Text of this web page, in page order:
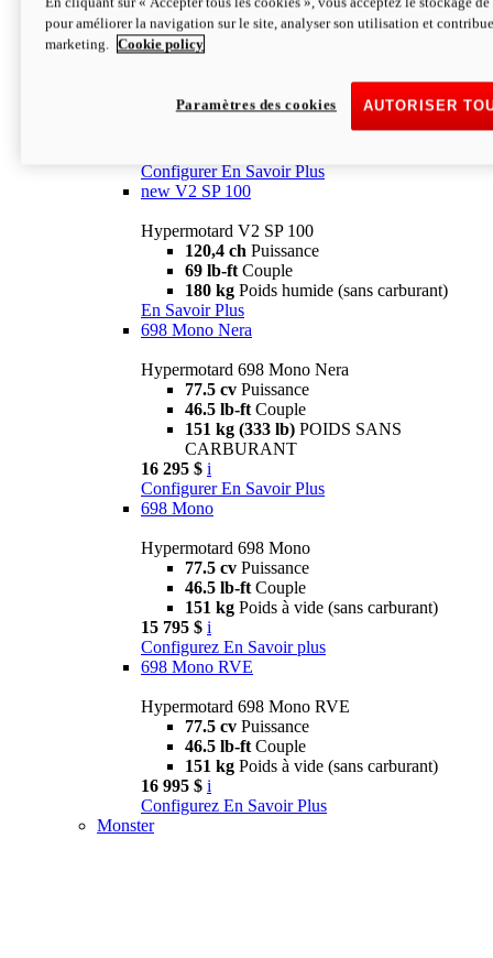
Configurer En Savoir Plus
newV2 SP
69 lb-ftCouple
Poids humide (sans carburant)
Configurer En Savoir Plus
new V2 SP 100
Hypermotard V2 SP 100
120,4 ch Puissance
69 lb-ft Couple
180 kg Poids humide (sans carburant)
En Savoir Plus
698 Mono Nera
Hypermotard 698 Mono Nera
77.5 cv Puissance
46.5 lb-ft Couple
151 kg (333 lb) POIDS SANS
CARBURANT
16 295 $ i
Configurer En Savoir Plus
698 Mono
Hypermotard 698 Mono
77.5 cv Puissance
46.5 lb-ft Couple
151 kg Poids à vide (sans carburant)
15 795 $ i
Configurez En Savoir plus
698 Mono RVE
Hypermotard 698 Mono RVE
77.5 cv Puissance
46.5 lb-ft Couple
151 kg Poids à vide (sans carburant)
16 995 $ i
Configurez En Savoir Plus
Monster
pour améliorer la navigation sur le site, analyser son utilisation et
marketing.
Cookie policy
AUTORISER
Paramètres des cookies